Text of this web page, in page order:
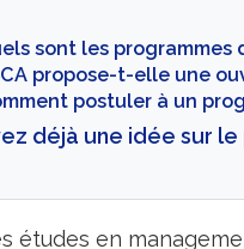
sont les programmes
propose-t-elle une
postuler à un
déjà une idée sur
études en